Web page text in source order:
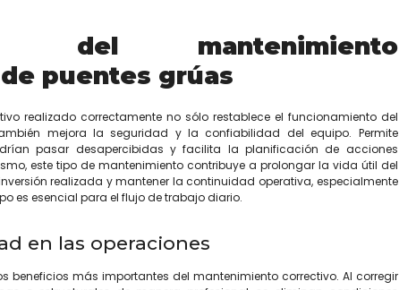
del mantenimiento
puentes grúas
realizado correctamente no sólo restablece el funcionamiento del
mejora la seguridad y la confiabilidad del equipo. Permite
pasar desapercibidas y facilita la planificación de acciones
este tipo de mantenimiento contribuye a prolongar la vida útil del
realizada y mantener la continuidad operativa, especialmente
es esencial para el flujo de trabajo diario.
en las operaciones
beneficios más importantes del mantenimiento correctivo. Al corregir